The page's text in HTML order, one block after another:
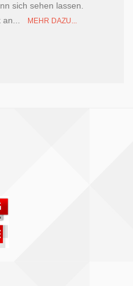
sich sehen lassen.
an...
MEHR DAZU...